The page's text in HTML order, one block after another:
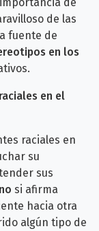
de las
fuente de
en los
en el
raciales en
su
sus
si afirma
hacia otra
algún tipo de